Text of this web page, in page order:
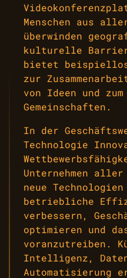
Menschen aus
überwinden
kulturelle
bietet
zur
von Ideen und
Gemeinschaften.
In der
Technologie
Unternehmen
neue
betriebliche
verbessern,
optimieren und das
voranzutreiben.
Intelligenz,
Automatisierung